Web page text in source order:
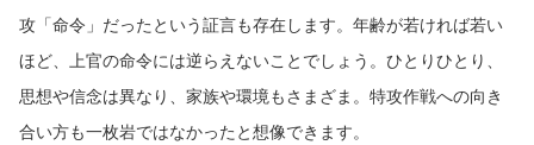
攻「命令」だったという証言も存在します。年齢が若ければ若い
ほど、上官の命令には逆らえないことでしょう。ひとりひとり、
思想や信念は異なり、家族や環境もさまざま。特攻作戦への向き
合い方も一枚岩ではなかったと想像できます。